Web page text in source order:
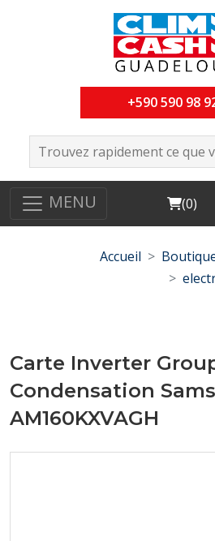
+590 590 98
MENU Cart
(0)
Accueil
Carte Inverter
Condensation
AM160KXVAGH